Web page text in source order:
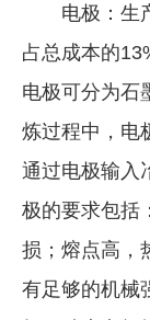
电极：生
占总成本的
电极可分为石
炼过程中，电
通过电极输入
极的要求包括
损；熔点高，
有足够的机械